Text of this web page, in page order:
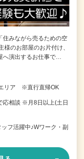
住みながら売るための空
様のお部屋のお片付け、
へ演出するお仕事で…
リア ※直行直帰OK
応相談 ※月8日以上(土日
フ活躍中♪Wワーク・副